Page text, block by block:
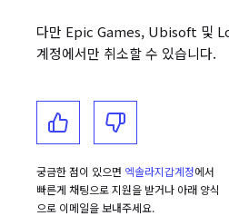
다만 Epic Games, Ubisoft 및
계정에서만 취소할 수 있습니다.
궁금한 점이 있으면 엑솔라지갑계정에서
빠른게 채팅으로 지원을 받거나 아래 양식
으로 이메일을 보내주세요.